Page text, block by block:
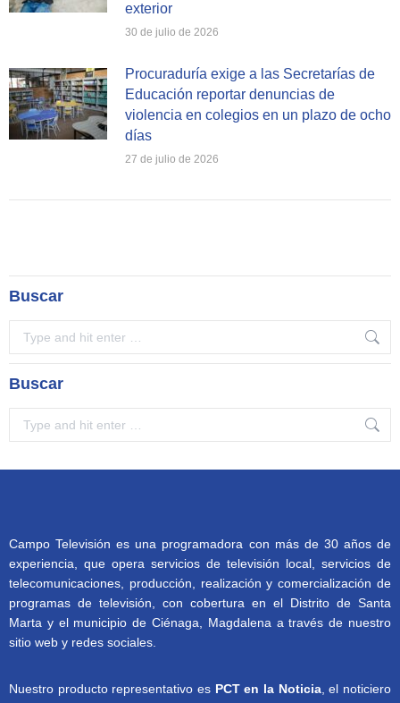
exterior
30 de julio de 2026
Procuraduría exige a las Secretarías de
Educación reportar denuncias de
violencia en colegios en un plazo de ocho
días
27 de julio de 2026
Buscar
Buscar
Campo Televisión es una programadora con más de 30 años de
experiencia, que opera servicios de televisión local, servicios de
telecomunicaciones, producción, realización y comercialización de
programas de televisión, con cobertura en el Distrito de Santa
Marta y el municipio de Ciénaga, Magdalena a través de nuestro
sitio web y redes sociales.
Nuestro producto representativo es PCT en la Noticia, el noticiero